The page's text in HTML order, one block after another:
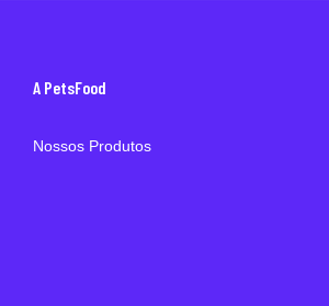
A PetsFood
Nossos Produtos